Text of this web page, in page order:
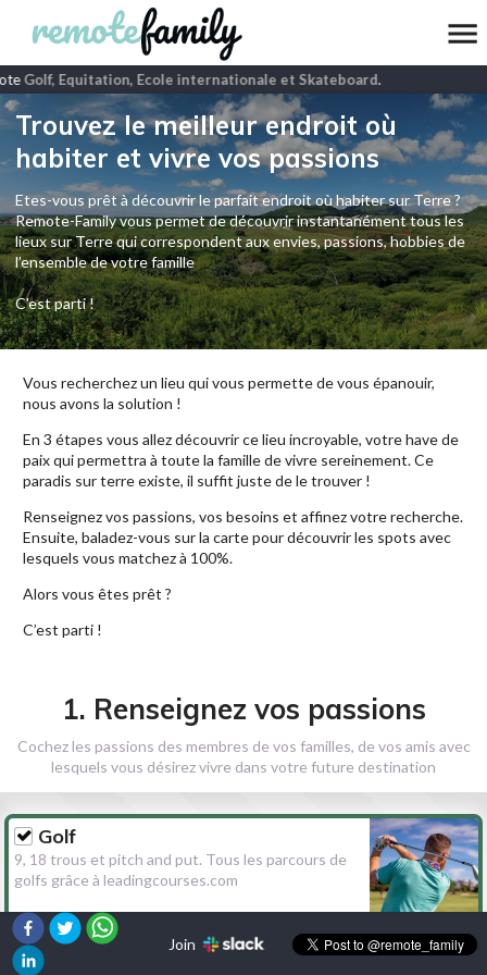
Golf, Equitation, Ecole internationale et Skateboard.
Trouvez le meilleur endroit où
habiter et vivre vos passions
Etes-vous prêt à découvrir le parfait endroit où habiter sur Terre ?
Remote-Family vous permet de découvrir instantanément tous les
lieux sur Terre qui correspondent aux envies, passions, hobbies de
l’ensemble de votre famille
C'est parti !
Vous recherchez un lieu qui vous permette de vous épanouir,
nous avons la solution !
En 3 étapes vous allez découvrir ce lieu incroyable, votre have de
paix qui permettra à toute la famille de vivre sereinement. Ce
paradis sur terre existe, il suffit juste de le trouver !
Renseignez vos passions, vos besoins et affinez votre recherche.
Ensuite, baladez-vous sur la carte pour découvrir les spots avec
lesquels vous matchez à 100%.
Alors vous êtes prêt ?
C’est parti !
1. Renseignez vos passions
Cochez les passions des membres de vos familles, de vos amis avec
lesquels vous désirez vivre dans votre future destination
Golf
9, 18 trous et pitch and put. Tous les parcours de
golfs grâce à leadingcourses.com
Randonnée
Join